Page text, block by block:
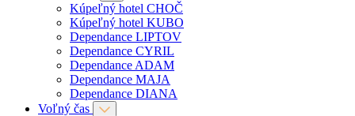
Kúpeľný hotel CHOČ
Kúpeľný hotel KUBO
Dependance LIPTOV
Dependance CYRIL
Dependance ADAM
Dependance MAJA
Dependance DIANA
Voľný čas